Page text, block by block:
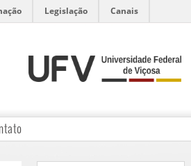
Legislação Canais